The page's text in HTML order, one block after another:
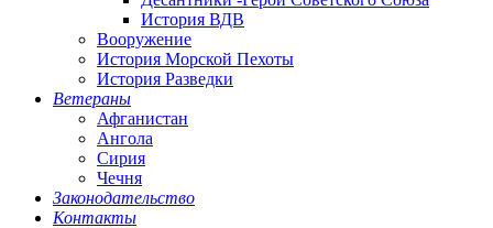
История ВДВ
Вооружение
История Морской Пехоты
История Разведки
Ветераны
Афганистан
Ангола
Сирия
Чечня
Законодательство
Контакты